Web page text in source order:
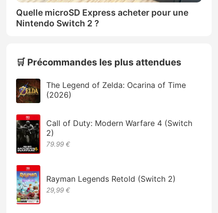
Quelle microSD Express acheter pour une
Nintendo Switch 2 ?
🛒 Précommandes les plus attendues
The Legend of Zelda: Ocarina of Time
(2026)
Call of Duty: Modern Warfare 4 (Switch
2)
79.99 €
Rayman Legends Retold (Switch 2)
29,99 €